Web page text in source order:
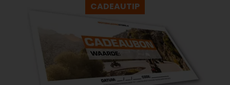
CADEAUTIP